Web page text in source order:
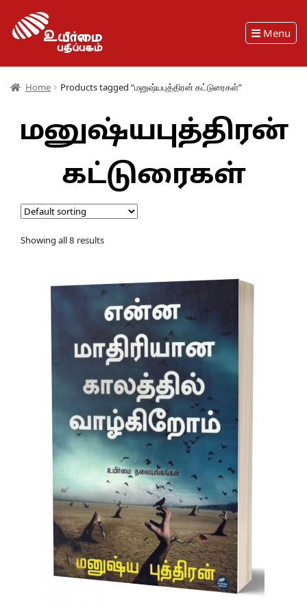
Menu
Home Products tagged “மனுஷ்யபுத்திரன் கட்டுரைகள்”
மனுஷ்யபுத்திரன்
கட்டுரைகள்
Showing all 8 results